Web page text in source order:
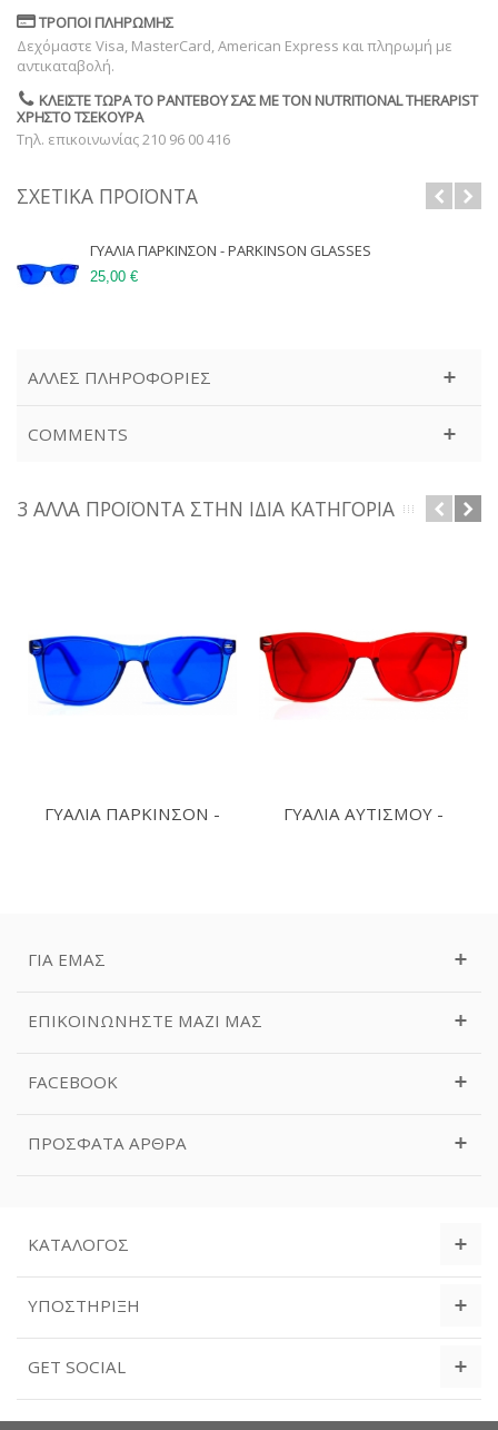
ΤΡΌΠΟΙ ΠΛΗΡΩΜΉΣ
Δεχόμαστε Visa, MasterCard, American Express και πληρωμή με
αντικαταβολή.
ΚΛΕΊΣΤΕ ΤΏΡΑ ΤΟ ΡΑΝΤΕΒΟΎ ΣΑΣ ΜΕ ΤΟΝ NUTRITIONAL THERAPIST
ΧΡΉΣΤΟ ΤΣΕΚΟΎΡΑ
Τηλ. επικοινωνίας 210 96 00 416
ΣΧΕΤΙΚΆ ΠΡΟΪΌΝΤΑ
ΓΥΑΛΙΑ ΠΑΡΚΙΝΣΟΝ - PARKINSON GLASSES
25,00 €
ΆΛΛΕΣ ΠΛΗΡΟΦΟΡΊΕΣ
COMMENTS
3 ΆΛΛΑ ΠΡΟΪΌΝΤΑ ΣΤΗΝ ΊΔΙΑ ΚΑΤΗΓΟΡΊΑ
ΓΥΑΛΙΑ ΠΑΡΚΙΝΣΟΝ -
ΓΥΑΛΙΑ ΑΥΤΙΣΜΟΥ -
ΓΙΑ ΕΜΆΣ
ΕΠΙΚΟΙΝΩΝΉΣΤΕ ΜΑΖΊ ΜΑΣ
FACEBOOK
ΠΡΌΣΦΑΤΑ ΆΡΘΡΑ
ΚΑΤΆΛΟΓΟΣ
ΥΠΟΣΤΉΡΙΞΗ
GET SOCIAL